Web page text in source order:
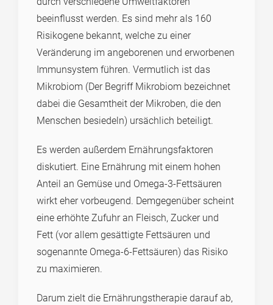
beeinflusst werden. Es sind mehr als 160
Risikogene bekannt, welche zu einer
Veränderung im angeborenen und erworbenen
Immunsystem führen. Vermutlich ist das
Mikrobiom (Der Begriff Mikrobiom bezeichnet
dabei die Gesamtheit der Mikroben, die den
Menschen besiedeln) ursächlich beteiligt.
Es werden außerdem Ernährungsfaktoren
diskutiert. Eine Ernährung mit einem hohen
Anteil an Gemüse und Omega-3-Fettsäuren
wirkt eher vorbeugend. Demgegenüber scheint
eine erhöhte Zufuhr an Fleisch, Zucker und
Fett (vor allem gesättigte Fettsäuren und
sogenannte Omega-6-Fettsäuren) das Risiko
zu maximieren.
Darum zielt die Ernährungstherapie darauf ab,